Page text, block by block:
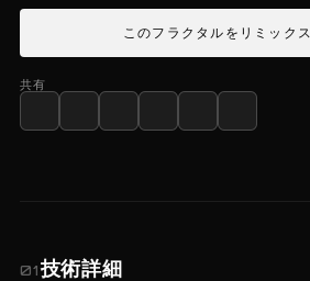
このフラクタルをリミックス
共有
01技術詳細